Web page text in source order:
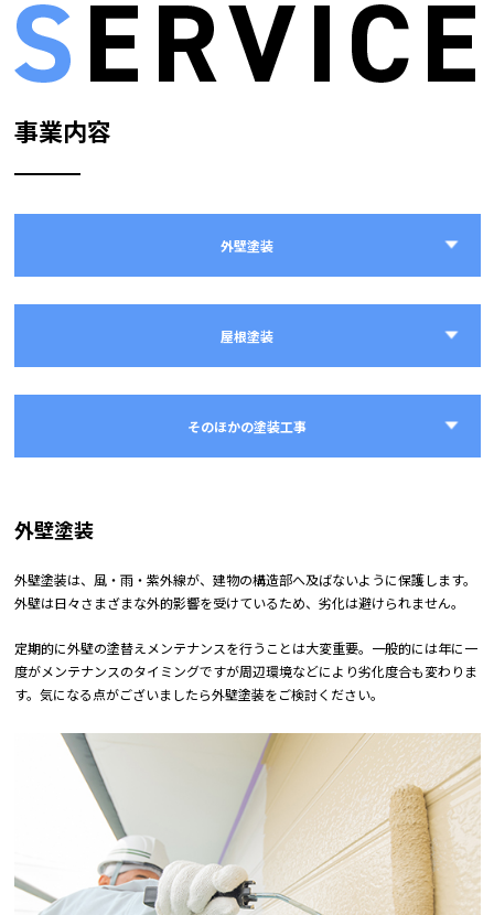
事業内容
外壁塗装
屋根塗装
そのほかの塗装工事
外壁塗装
外壁塗装は、風・雨・紫外線が、建物の構造部へ及ばないように保護します。
外壁は日々さまざまな外的影響を受けているため、劣化は避けられません。
定期的に外壁の塗替えメンテナンスを行うことは大変重要。一般的には年に一
度がメンテナンスのタイミングですが周辺環境などにより劣化度合も変わりま
す。気になる点がございましたら外壁塗装をご検討ください。